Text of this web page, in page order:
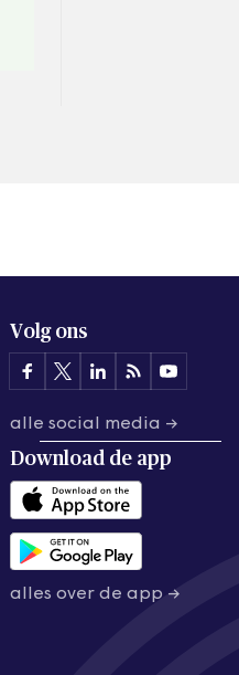
Volg ons
alle social media →
Download de app
alles over de app →